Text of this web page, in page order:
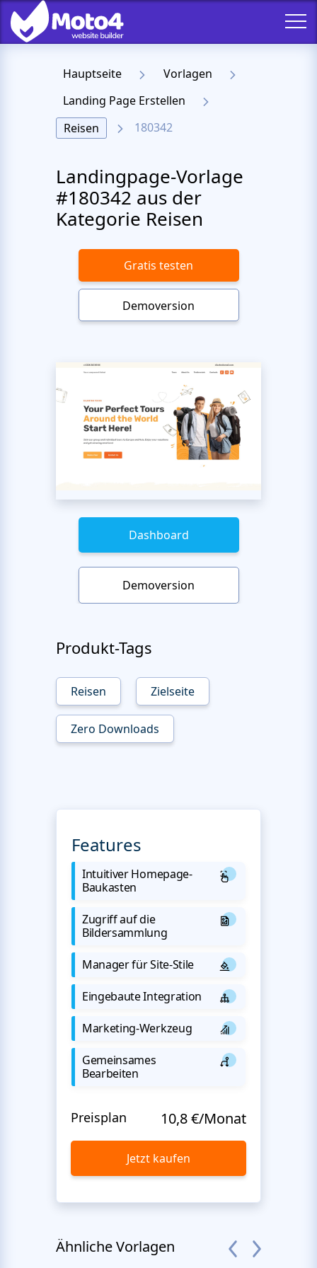
Hauptseite
Vorlagen
Landing Page Erstellen
Reisen
180342
Landingpage-Vorlage
#180342 aus der
Kategorie Reisen
Gratis testen
Demoversion
Dashboard
Demoversion
Produkt-Tags
Reisen Zielseite
Zero Downloads
Features
Intuitiver Homepage-
Baukasten
Zugriff auf die
Bildersammlung
Manager für Site-Stile
Eingebaute Integration
Marketing-Werkzeug
Gemeinsames
Bearbeiten
Preisplan 10,8 €/Monat
Jetzt kaufen
Ähnliche Vorlagen